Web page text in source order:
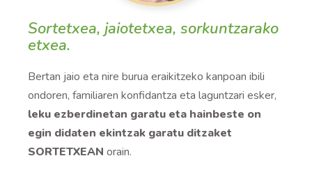
Sortetxea, jaiotetxea, sorkuntzarako
etxea.
Bertan jaio eta nire burua eraikitzeko kanpoan ibili
ondoren, familiaren konfidantza eta laguntzari esker,
leku ezberdinetan garatu eta hainbeste on
egin didaten ekintzak garatu ditzaket
SORTETXEAN orain.